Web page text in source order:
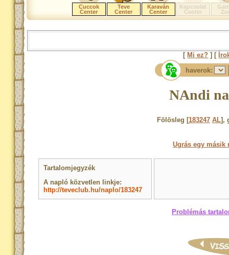
Cuccok
Center
Teve
Center
Karaván
Center
Kapcsolat
Center
[ Mi ez? ] [
haverok:
NAndi
Fölösleg [183247 AL],
Ugrás egy másik
Tartalomjegyzék
A napló közvetlen linkje:
http://teveclub.hu/naplo/183247
Problémás